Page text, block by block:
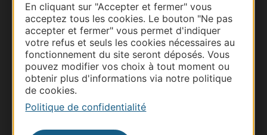
En cliquant sur "Accepter et fermer" vous
acceptez tous les cookies. Le bouton "Ne pas
accepter et fermer" vous permet d'indiquer
votre refus et seuls les cookies nécessaires au
fonctionnement du site seront déposés. Vous
pouvez modifier vos choix à tout moment ou
obtenir plus d'informations via notre politique
de cookies.
Politique de confidentialité
Thermalisme